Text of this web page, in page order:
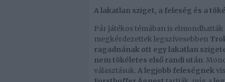
A lakatlan sziget, a feleség és a
Pár játékos témában is
megkérdezettek legszívesebben
ragadnának ott egy lakatlan
nem tökéletes első randi után.
választásuk. A legjobb feleségnek